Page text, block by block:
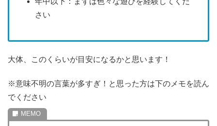
さい
大体、このくらいが目安になるかと思います！
※意味不明の言葉が多すぎ！と思った方は下のメモを読ん
でください